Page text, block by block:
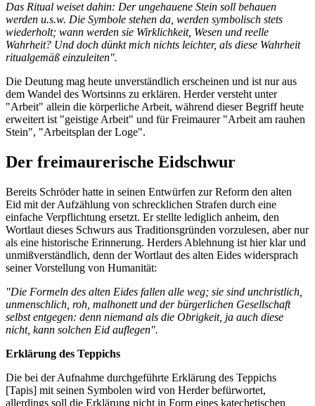
Das Ritual weiset dahin: Der ungehauene Stein soll behauen
werden u.s.w. Die Symbole stehen da, werden symbolisch stets
wiederholt; wann werden sie Wirklichkeit, Wesen und reelle
Wahrheit? Und doch dünkt mich nichts leichter, als diese Wahrheit
ritualgemäß einzuleiten".
Die Deutung mag heute unverständlich erscheinen und ist nur aus
dem Wandel des Wortsinns zu erklären. Herder versteht unter
"Arbeit" allein die körperliche Arbeit, während dieser Begriff heute
erweitert ist "geistige Arbeit" und für Freimaurer "Arbeit am rauhen
Stein", "Arbeitsplan der Loge".
Der freimaurerische Eidschwur
Bereits Schröder hatte in seinen Entwürfen zur Reform den alten
Eid mit der Aufzählung von schrecklichen Strafen durch eine
einfache Verpflichtung ersetzt. Er stellte lediglich anheim, den
Wortlaut dieses Schwurs aus Traditionsgründen vorzulesen, aber nur
als eine historische Erinnerung. Herders Ablehnung ist hier klar und
unmißverständlich, denn der Wortlaut des alten Eides widersprach
seiner Vorstellung von Humanität:
"Die Formeln des alten Eides fallen alle weg; sie sind unchristlich,
unmenschlich, roh, malhonett und der bürgerlichen Gesellschaft
selbst entgegen: denn niemand als die Obrigkeit, ja auch diese
nicht, kann solchen Eid auflegen".
Erklärung des Teppichs
Die bei der Aufnahme durchgeführte Erklärung des Teppichs
[Tapis] mit seinen Symbolen wird von Herder befürwortet,
allerdings soll die Erklärung nicht in Form eines katechetischen